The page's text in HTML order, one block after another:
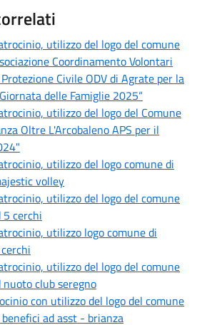
utilizzo del logo del comune
Coordinamento Volontari
Civile ODV di Agrate per la
delle Famiglie 2025“
utilizzo del logo del Comune
Oltre L'Arcobaleno APS per il
utilizzo del logo comune di
volley
utilizzo del logo del comune
5 cerchi
utilizzo logo comune di
utilizzo del logo del comune
club seregno
con utilizzo del logo del comune
ad asst - brianza